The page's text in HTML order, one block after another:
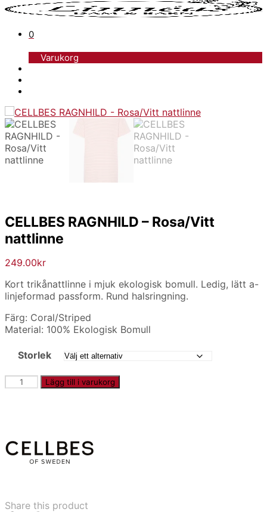
0
Varukorg
CELLBES RAGNHILD – Rosa/Vitt
nattlinne
249.00kr
Kort trikånattlinne i mjuk ekologisk bomull. Ledig, lätt a-
linjeformad passform. Rund halsringning.
Färg: Coral/Striped
Material: 100% Ekologisk Bomull
Storlek
CELLBES
RAGNHILD
mängd
Lägg till i varukorg
Share this product